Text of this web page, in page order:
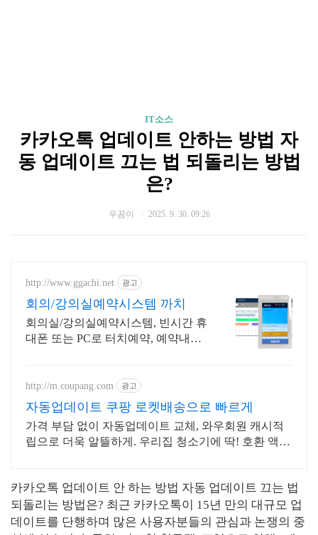
IT소스
카카오톡 업데이트 안하는 방법 자
동 업데이트 끄는 법 되돌리는 방법
은?
우꼼이 2025. 9. 30. 09:26
http://www.ggachi.net 광고
회의/강의실예약시스템 까치
회의실/강의실예약시스템, 빈시간 휴
대폰 또는 PC로 터치예약, 예약내용
http://m.coupang.com 광고
자동업데이트 쿠팡 로켓배송으로 빠르게
가격 부담 없이 자동업데이트 교체, 와우회원 캐시적
립으로 더욱 알뜰하게. 우리집 청소기에 딱! 호환 액세
카카오톡 업데이트 안 하는 방법 자동 업데이트 끄는 법
되돌리는 방법은? 최근 카카오톡이 15년 만의 대규모 업
데이트를 단행하며 많은 사용자분들의 관심과 논쟁의 중